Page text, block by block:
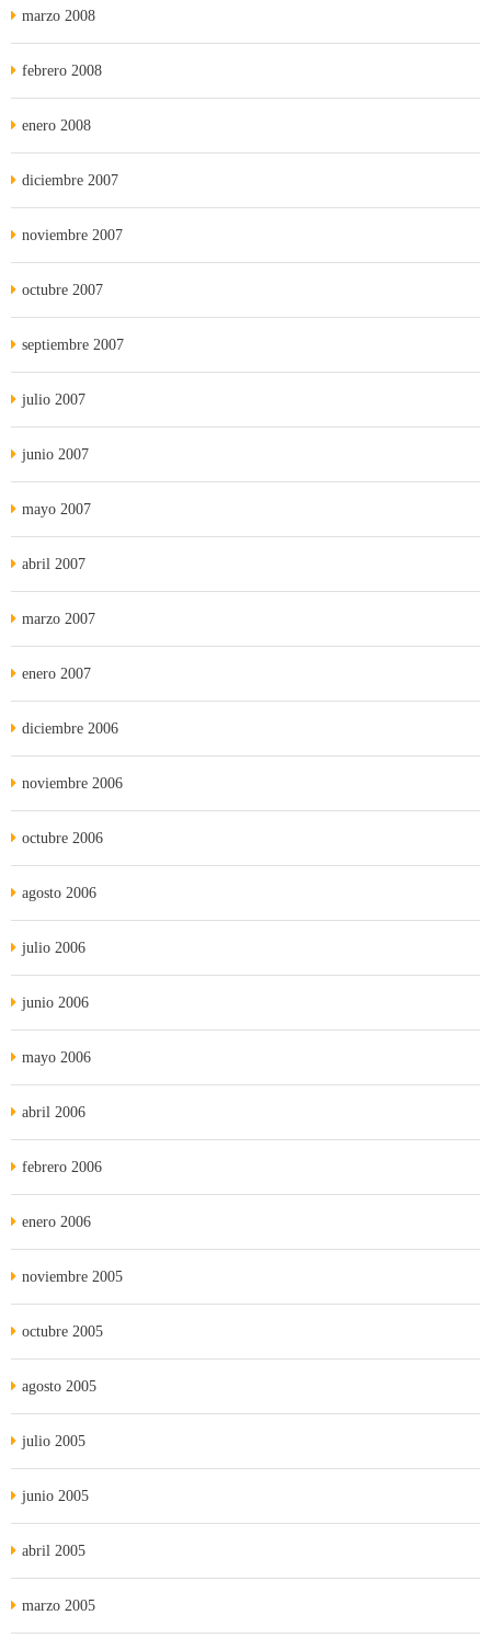
marzo 2008
febrero 2008
enero 2008
diciembre 2007
noviembre 2007
octubre 2007
septiembre 2007
julio 2007
junio 2007
mayo 2007
abril 2007
marzo 2007
enero 2007
diciembre 2006
noviembre 2006
octubre 2006
agosto 2006
julio 2006
junio 2006
mayo 2006
abril 2006
febrero 2006
enero 2006
noviembre 2005
octubre 2005
agosto 2005
julio 2005
junio 2005
abril 2005
marzo 2005